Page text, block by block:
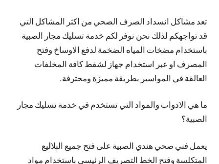
تعد مشاكل انسداد الصرف الصحي من اكثر المشاكل التي
قد تواجهكم لذلك نحن نوفر لكم خدمة تسليك مجار الصبية
باستخدام مضخات المياه الضخمة لدفع الاوساخ وفتح
المصرف او عبر استخدام جهاز لشفط كافة المخلفات
العالقة في المواسير بطريقة مميزة ومحترفة.
ما هي الادوات والمواد التي تستخدم في خدمة تسليك مجار
الصبية؟
يعمل فني صحي هندي الصبية على فتح جميع البلاليع
المتكلسة وفتح الخط التصريف الرئيسي باستخدام مواد